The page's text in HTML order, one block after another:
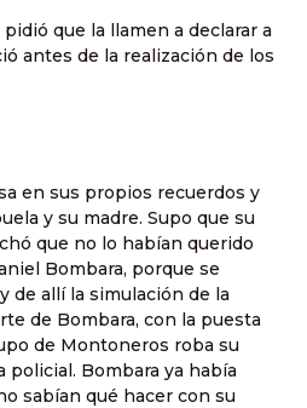
que la llamen a declarar a
antes de la realización de los
en sus propios recuerdos y
y su madre. Supo que su
que no lo habían querido
Bombara, porque se
de allí la simulación de la
de Bombara, con la puesta
de Montoneros roba su
policial. Bombara ya había
sabían qué hacer con su